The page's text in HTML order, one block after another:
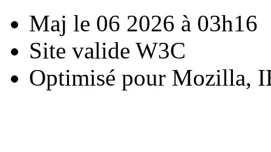
Maj le 06 2026 à 03h16
Site valide W3C
Optimisé pour Mozilla,